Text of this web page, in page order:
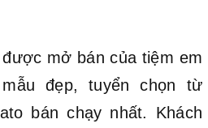
mở bán của tiệm em
đẹp, tuyển chọn từ
bán chạy nhất. Khách